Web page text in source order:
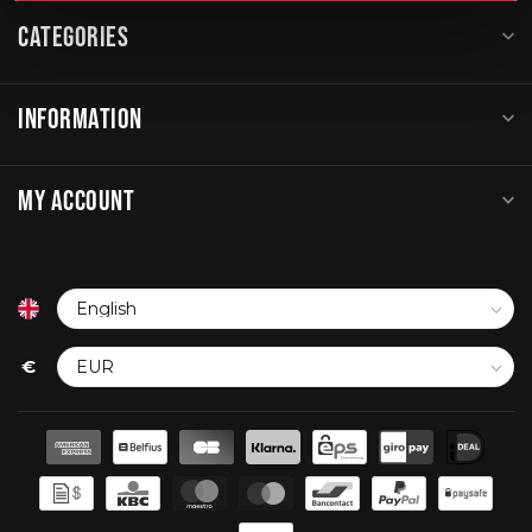
CATEGORIES
INFORMATION
MY ACCOUNT
€